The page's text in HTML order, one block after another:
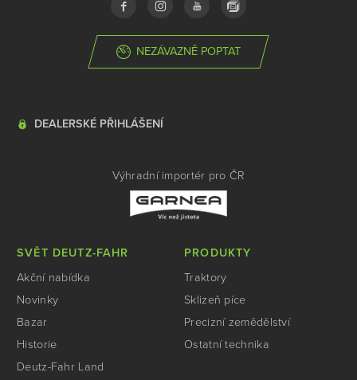
NEZÁVAZNĚ POPTAT
DEALERSKÉ PŘIHLÁŠENÍ
Výhradní importér pro ČR
SVĚT DEUTZ-FAHR
Akční nabídka
Novinky
Bazar
Historie
Deutz-Fahr Land
PRODUKTY
Traktory
Sklizeň píce
Precizní zemědělství
Ostatní technika